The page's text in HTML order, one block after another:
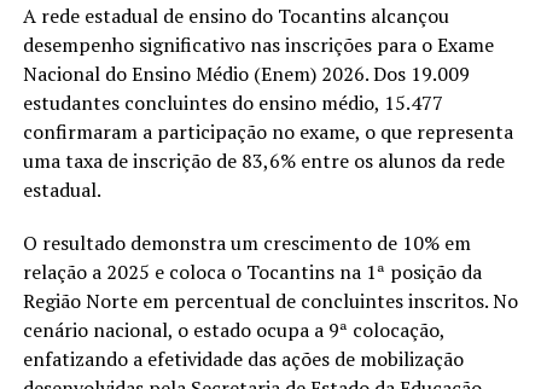
A rede estadual de ensino do Tocantins alcançou
desempenho significativo nas inscrições para o Exame
Nacional do Ensino Médio (Enem) 2026. Dos 19.009
estudantes concluintes do ensino médio, 15.477
confirmaram a participação no exame, o que representa
uma taxa de inscrição de 83,6% entre os alunos da rede
estadual.
O resultado demonstra um crescimento de 10% em
relação a 2025 e coloca o Tocantins na 1ª posição da
Região Norte em percentual de concluintes inscritos. No
cenário nacional, o estado ocupa a 9ª colocação,
enfatizando a efetividade das ações de mobilização